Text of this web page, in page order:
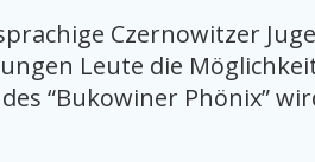
Czernowitzer
Leute die
“Bukowiner Phönix”